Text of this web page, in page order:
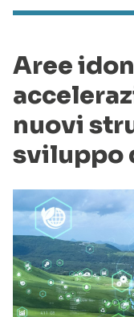
Aree
nuovi
sviluppo